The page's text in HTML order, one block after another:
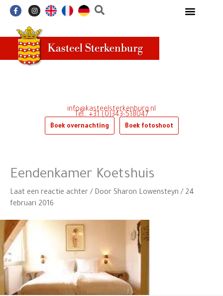
inhoud
F
a
b
o
o
k
-
I
n
a
g
r
a
m
Boek overnachting Boek fotoshoot
Tel.: +31 (0)343-518047
info@kasteelsterkenburg.nl
Eendenkamer Koetshuis
Laat een reactie achter / Door Sharon Lowensteyn / 24
februari 2016